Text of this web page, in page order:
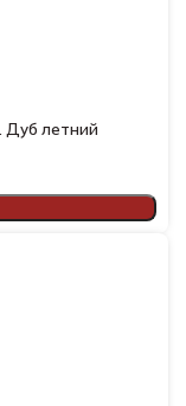
SPC Alta Step Нативо/Nativo 4.3мм. 34кл. Дуб летний